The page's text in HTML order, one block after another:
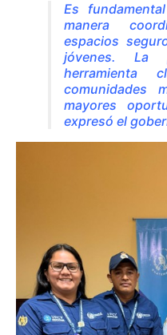
Es
manera
espacios
jóvenes. La
herramienta
comunidades
mayores
expresó el